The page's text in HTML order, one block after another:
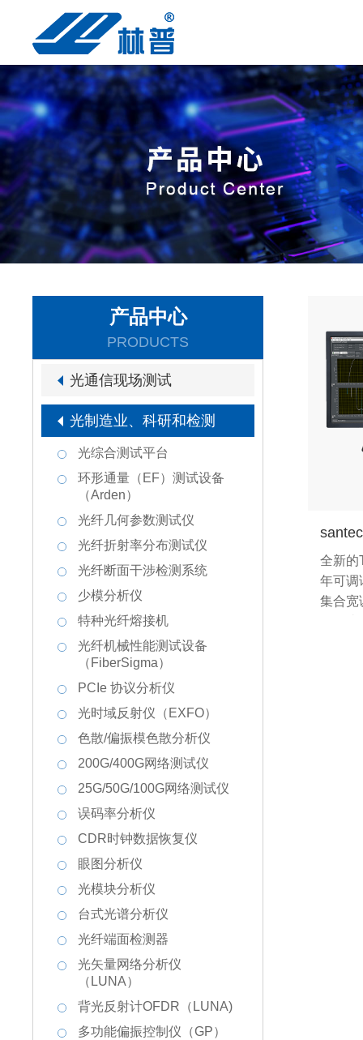
产品中心
PRODUCTS
光通信现场测试
光制造业、科研和检测
光综合测试平台
环形通量（EF）测试设备
（Arden）
光纤几何参数测试仪
光纤折射率分布测试仪
光纤断面干涉检测系统
少模分析仪
特种光纤熔接机
光纤机械性能测试设备
（FiberSigma）
PCIe 协议分析仪
光时域反射仪（EXFO）
色散/偏振模色散分析仪
200G/400G网络测试仪
25G/50G/100G网络测试仪
误码率分析仪
CDR时钟数据恢复仪
眼图分析仪
光模块分析仪
台式光谱分析仪
光纤端面检测器
光矢量网络分析仪
（LUNA）
背光反射计OFDR（LUNA)
多功能偏振控制仪（GP）
全新的
年可调
集合宽